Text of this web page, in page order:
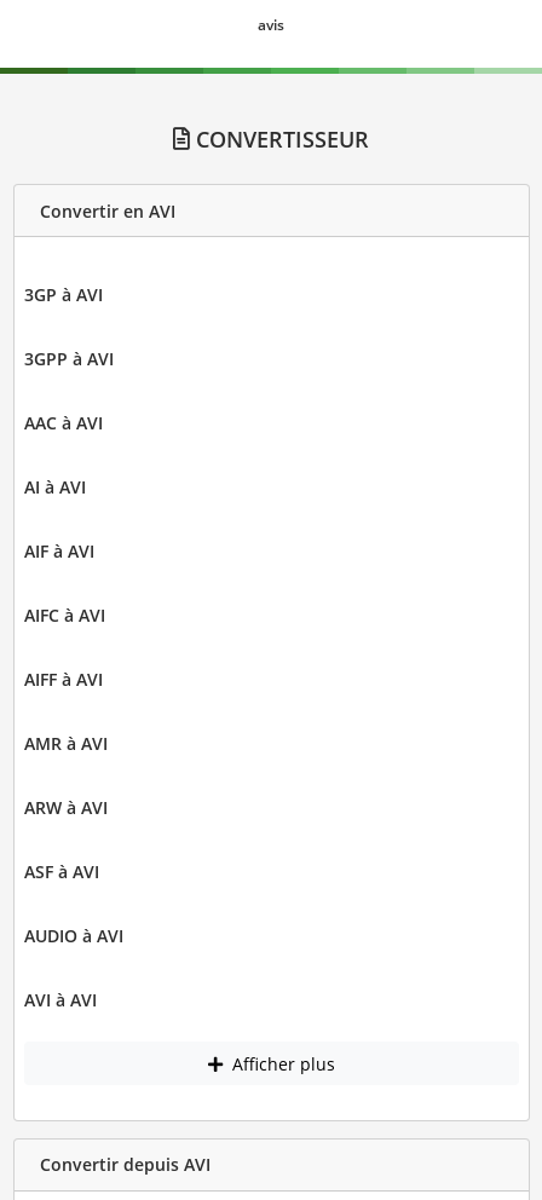
avis
CONVERTISSEUR
Convertir en AVI
3GP à AVI
3GPP à AVI
AAC à AVI
AI à AVI
AIF à AVI
AIFC à AVI
AIFF à AVI
AMR à AVI
ARW à AVI
ASF à AVI
AUDIO à AVI
AVI à AVI
Afficher plus
Convertir depuis AVI